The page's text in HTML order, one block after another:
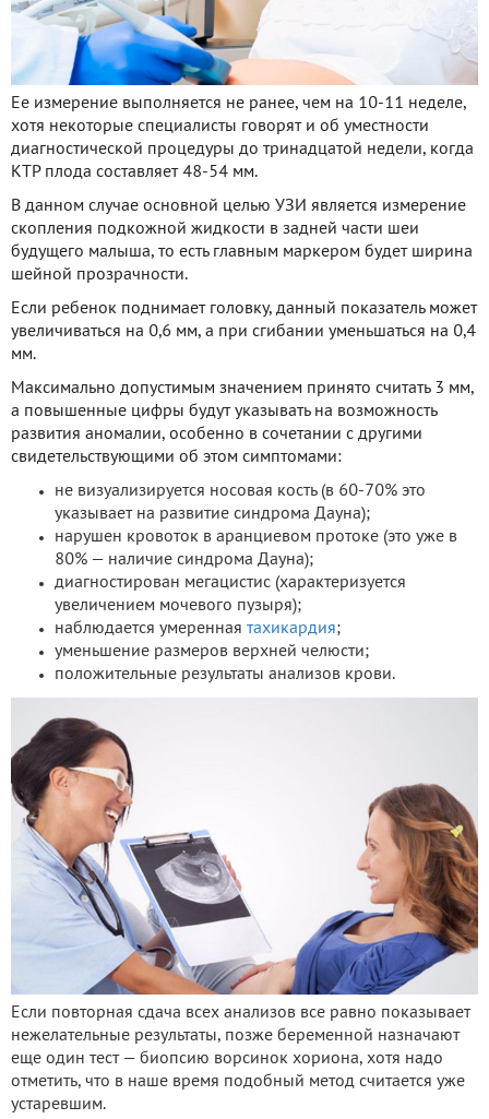
Ее измерение выполняется не ранее, чем на 10-11 неделе,
хотя некоторые специалисты говорят и об уместности
диагностической процедуры до тринадцатой недели, когда
КТР плода составляет 48-54 мм.
В данном случае основной целью УЗИ является измерение
скопления подкожной жидкости в задней части шеи
будущего малыша, то есть главным маркером будет ширина
шейной прозрачности.
Если ребенок поднимает головку, данный показатель может
увеличиваться на 0,6 мм, а при сгибании уменьшаться на 0,4
мм.
Максимально допустимым значением принято считать 3 мм,
а повышенные цифры будут указывать на возможность
развития аномалии, особенно в сочетании с другими
свидетельствующими об этом симптомами:
не визуализируется носовая кость (в 60-70% это
указывает на развитие синдрома Дауна);
нарушен кровоток в аранциевом протоке (это уже в
80% — наличие синдрома Дауна);
диагностирован мегацистис (характеризуется
увеличением мочевого пузыря);
наблюдается умеренная тахикардия;
уменьшение размеров верхней челюсти;
положительные результаты анализов крови.
Если повторная сдача всех анализов все равно показывает
нежелательные результаты, позже беременной назначают
еще один тест — биопсию ворсинок хориона, хотя надо
отметить, что в наше время подобный метод считается уже
устаревшим.